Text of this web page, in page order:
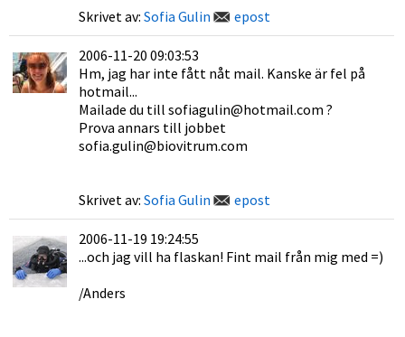
Skrivet av: Sofia Gulin epost
2006-11-20 09:03:53
Hm, jag har inte fått nåt mail. Kanske är fel på
hotmail...
Mailade du till sofiagulin@hotmail.com ?
Prova annars till jobbet
sofia.gulin@biovitrum.com
Skrivet av: Sofia Gulin epost
2006-11-19 19:24:55
...och jag vill ha flaskan! Fint mail från mig med =)
/Anders